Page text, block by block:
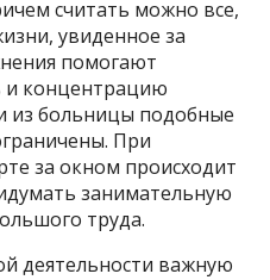
считать можно все,
увиденное за
помогают
и концентрацию
из больницы подобные
При
за окном происходит
занимательную
труда.
деятельности важную